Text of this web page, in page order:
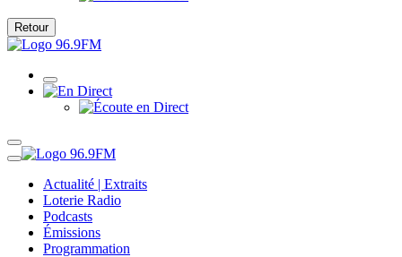
Retour
Actualité | Extraits
Loterie Radio
Podcasts
Émissions
Programmation